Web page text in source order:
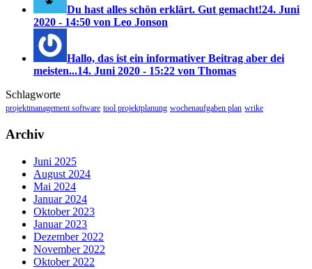
Du hast alles schön erklärt. Gut gemacht!24. Juni
2020 - 14:50 von Leo Jonson
Hallo, das ist ein informativer Beitrag aber dei
meisten...14. Juni 2020 - 15:22 von Thomas
Schlagworte
projektmanagement software tool projektplanung wochenaufgaben plan wrike
Archiv
Juni 2025
August 2024
Mai 2024
Januar 2024
Oktober 2023
Januar 2023
Dezember 2022
November 2022
Oktober 2022